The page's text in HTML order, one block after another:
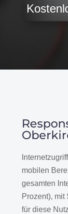
mobilen
gesamten
Prozent), mit
für diese